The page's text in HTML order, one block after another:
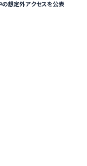
想定外アクセスを公表